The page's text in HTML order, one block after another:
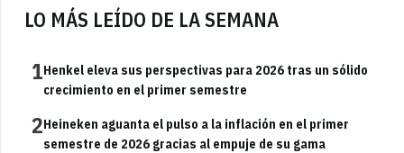
LO MÁS LEÍDO DE LA SEMANA
1Henkel eleva sus perspectivas para 2026 tras un sólido
crecimiento en el primer semestre
2Heineken aguanta el pulso a la inflación en el primer
semestre de 2026 gracias al empuje de su gama